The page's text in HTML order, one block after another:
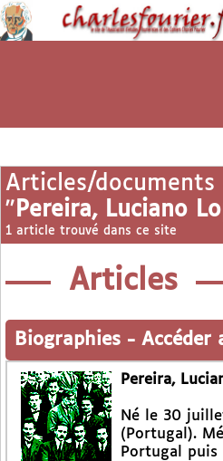
Articles/documents
" Pereira, Luciano
1 article trouvé dans ce site
Articles
Biographies - Accéder
Pereira,
Né le 30
(Portugal).
Portugal puis